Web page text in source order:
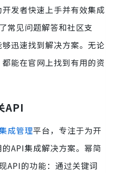
发者快速上手并有效集成
常见问题解答和社区支
迅速找到解决方案。无论
能在官网上找到有用的资
API
成管理平台，专注于为开
API集成解决方案。幂简
API的功能：通过关键词